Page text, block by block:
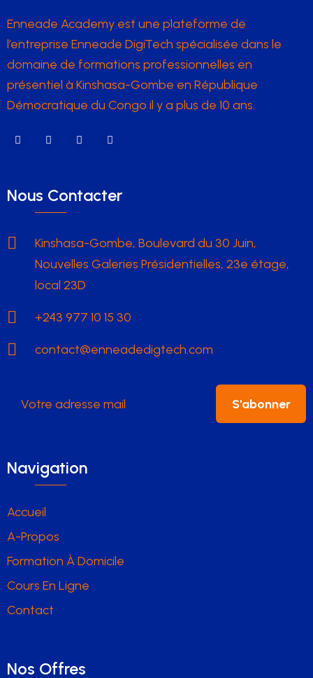
Enneade Academy est une plateforme de
l’entreprise Enneade DigiTech spécialisée dans le
domaine de formations professionnelles en
présentiel à Kinshasa-Gombe en République
Démocratique du Congo il y a plus de 10 ans.
Nous Contacter
Kinshasa-Gombe, Boulevard du 30 Juin,
Nouvelles Galeries Présidentielles, 23e étage,
local 23D
+243 977 10 15 30
contact@enneadedigtech.com
S'abonner
Navigation
Accueil
A-Propos
Formation À Domicile
Cours En Ligne
Contact
Nos Offres